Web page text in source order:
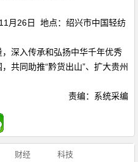
月26日 地点：绍兴市中国轻纺
深入传承和弘扬中华千年优秀
共同助推“黔货出山”、扩大贵州
责编：系统采编
财经 科技